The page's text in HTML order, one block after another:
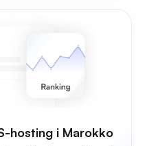
hosting i Marokko